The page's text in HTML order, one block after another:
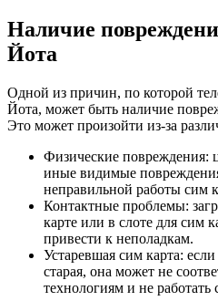
Наличие
Йота
Одной из причин, по которой
Йота, может быть наличие
Это может произойти из-за
Физические
иные видимые
неправильной работы сим
Контактные проблемы:
карте или в слоте для сим
привести к неполадкам.
Устаревшая сим карта:
старая, она может не
технологиям и не